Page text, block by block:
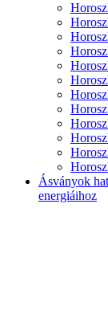
Ásványok
energiáihoz